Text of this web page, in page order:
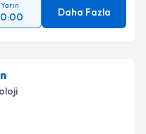
Yarın
Daha Fazla